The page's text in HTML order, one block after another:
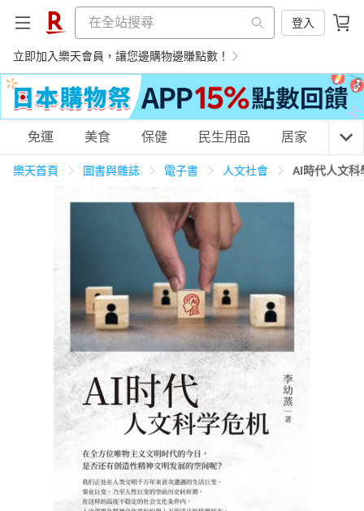
登入
立即加入樂天會員，讓您邊購物邊賺點數！
購物網分類
美食蛋糕 養生保健
3C家電 運動休閒 親子玩具
男裝 化妝保養 情趣用品
日本購物 電子/紙本書
HOT
免運 美食 保健 民生用品 居家 3C
樂天首頁 圖書與雜誌 電子書 人文社會 AI時代人文科